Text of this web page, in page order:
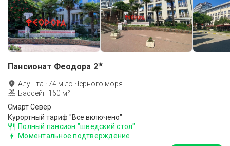
Пансионат Феодора 2★
Алушта ·74 м до Черного моря
Бассейн 160 м²
Смарт Север
Курортный тариф "Все включено"
Полный пансион "шведский стол"
Моментальное подтверждение